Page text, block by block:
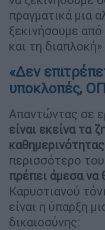
πραγματικά μια
ξεκινήσουμε
και τη διαπλοκή»
«Δεν
υποκλοπές,
Απαντώντας σε
είναι εκείνα τα
καθημερινότητας
περισσότερο
πρέπει άμεσα να
Καρυστιανού
είναι η ύπαρξη
δικαιοσύνης: